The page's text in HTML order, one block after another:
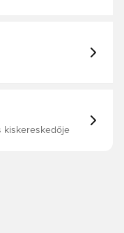
kiskereskedője